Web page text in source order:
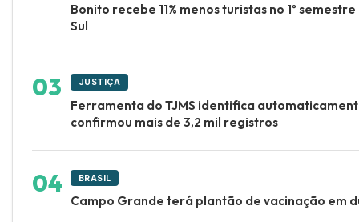
Bonito recebe 11% menos turistas no 1º
Sul
JUSTIÇA
Ferramenta do TJMS identifica
confirmou mais de 3,2 mil registros
BRASIL
Campo Grande terá plantão de vacinação em